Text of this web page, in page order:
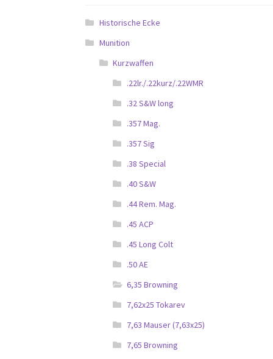
Historische Ecke
Munition
Kurzwaffen
.22lr./.22kurz/.22WMR
.32 S&W long
.357 Mag.
.357 Sig
.38 Special
.40 S&W
.44 Rem. Mag.
.45 ACP
.45 Long Colt
.50 AE
6,35 Browning
7,62x25 Tokarev
7,63 Mauser (7,63x25)
7,65 Browning